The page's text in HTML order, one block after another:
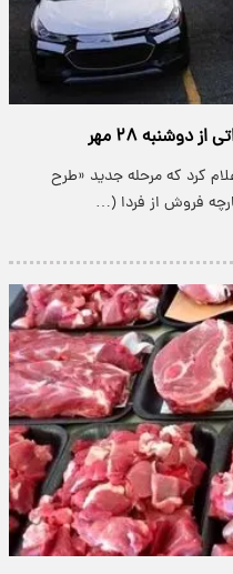
۲۸ مهر
کرد که مرحله جدید «طرح
فروش از فردا (…